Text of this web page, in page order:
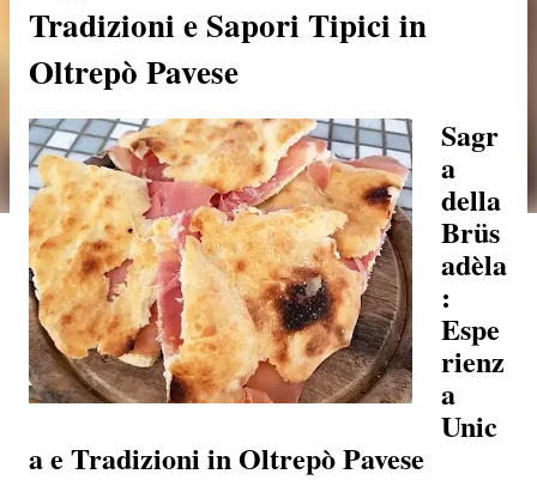
Tradizioni e Sapori Tipici in
Oltrepò Pavese
Sagr
a
della
Brüs
adèla
:
Espe
rienz
a
Unic
a e Tradizioni in Oltrepò Pavese